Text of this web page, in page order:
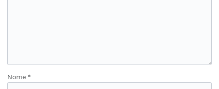
Nome *